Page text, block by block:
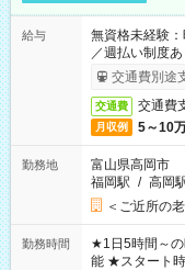
給与
無資格未経験
／週払い制度
了次第のお支
交通費別途
交通費 交通費
月収例 5～10
勤務地
富山県高岡市
福岡駅 / 高岡
＜ご近所の
勤務時間
★1日5時間～の時短シフトOK ★
能 ★スタート